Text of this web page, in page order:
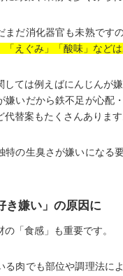
まだ消化器官も未熟です
「えぐみ」「酸味」など
しては例えばにんじんが
嫌いだから鉄不足が心配
代替案もたくさんあります
特の生臭さが嫌いになる
き嫌い」の原因に
「食感」も重要です。
る肉でも部位や調理法に